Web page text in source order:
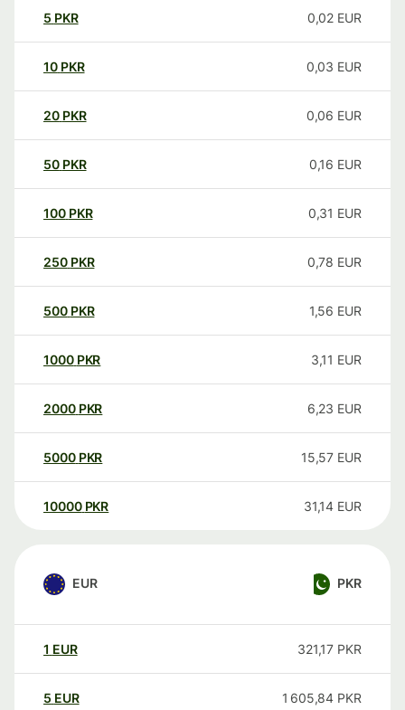
5 PKR 0,02 EUR
10 PKR 0,03 EUR
20 PKR 0,06 EUR
50 PKR 0,16 EUR
100 PKR 0,31 EUR
250 PKR 0,78 EUR
500 PKR 1,56 EUR
1000 PKR 3,11 EUR
2000 PKR 6,23 EUR
5000 PKR 15,57 EUR
10000 PKR 31,14 EUR
EUR PKR
1 EUR 321,17 PKR
5 EUR 1 605,84 PKR